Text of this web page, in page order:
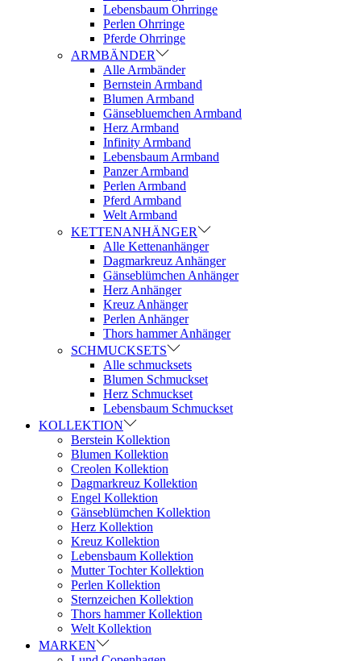
Lebensbaum Ohrringe
Perlen Ohrringe
Pferde Ohrringe
ARMBÄNDER
Alle Armbänder
Bernstein Armband
Blumen Armband
Gänsebluemchen Armband
Herz Armband
Infinity Armband
Lebensbaum Armband
Panzer Armband
Perlen Armband
Pferd Armband
Welt Armband
KETTENANHÄNGER
Alle Kettenanhänger
Dagmarkreuz Anhänger
Gänseblümchen Anhänger
Herz Anhänger
Kreuz Anhänger
Perlen Anhänger
Thors hammer Anhänger
SCHMUCKSETS
Alle schmucksets
Blumen Schmuckset
Herz Schmuckset
Lebensbaum Schmuckset
KOLLEKTION
Berstein Kollektion
Blumen Kollektion
Creolen Kollektion
Dagmarkreuz Kollektion
Engel Kollektion
Gänseblümchen Kollektion
Herz Kollektion
Kreuz Kollektion
Lebensbaum Kollektion
Mutter Tochter Kollektion
Perlen Kollektion
Sternzeichen Kollektion
Thors hammer Kollektion
Welt Kollektion
MARKEN